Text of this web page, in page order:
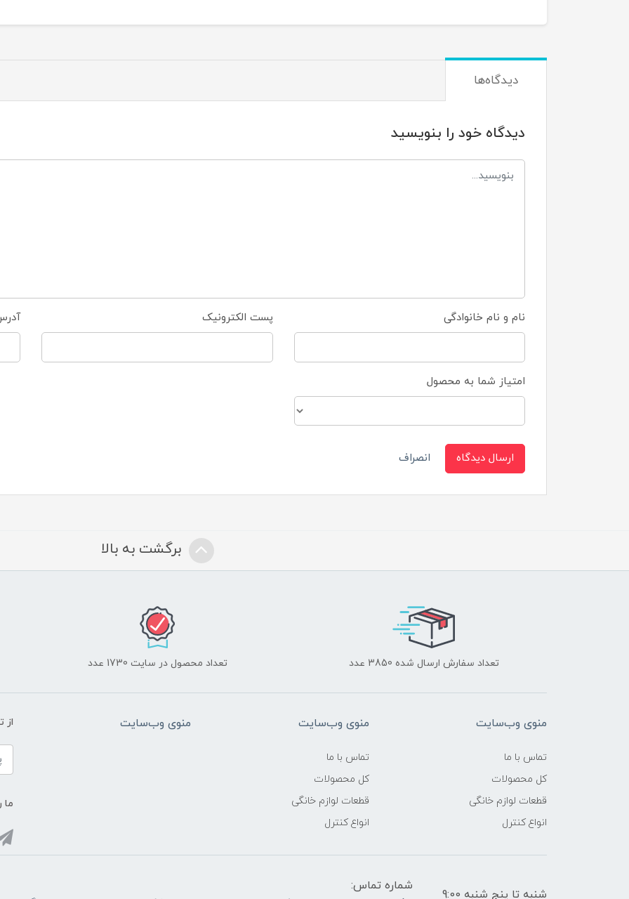
دیدگاه‌ها
دیدگاه خود را بنویسید
نام و نام خانوادگی پست الکترونیک
امتیاز شما به محصول
ارسال دیدگاه انصراف
برگشت به بالا
تعداد سفارش ارسال شده 3850 عدد تعداد محصول در سایت 1730 عدد
منوی وب‌سایت
تماس با ما
کل محصولات
قطعات لوازم خانگی
انواع کنترل
منوی وب‌سایت
تماس با ما
کل محصولات
قطعات لوازم خانگی
انواع کنترل
منوی وب‌سایت از
ما
شنبه تا پنج شنبه 9:00
شماره تماس: